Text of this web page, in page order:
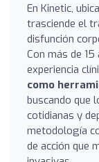
En Kinetic,
trasciende el
disfunción
Con más de
experiencia
como
buscando que
cotidianas y
metodología
de acción que